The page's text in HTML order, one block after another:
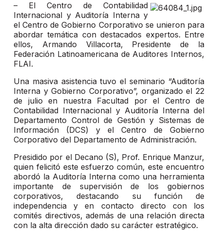
– El Centro de Contabilidad
Internacional y Auditoría Interna y
el Centro de Gobierno Corporativo se unieron para
abordar temática con destacados expertos. Entre
ellos, Armando Villacorta, Presidente de la
Federación Latinoamericana de Auditores Internos,
FLAI.
Una masiva asistencia tuvo el seminario “Auditoría
Interna y Gobierno Corporativo”, organizado el 22
de julio en nuestra Facultad por el Centro de
Contabilidad Internacional y Auditoría Interna del
Departamento Control de Gestión y Sistemas de
Información (DCS) y el Centro de Gobierno
Corporativo del Departamento de Administración.
Presidido por el Decano (S), Prof. Enrique Manzur,
quien felicitó este esfuerzo común, este encuentro
abordó la Auditoría Interna como una herramienta
importante de supervisión de los gobiernos
corporativos, destacando su función de
independencia y en contacto directo con los
comités directivos, además de una relación directa
con la alta dirección dado su carácter estratégico.